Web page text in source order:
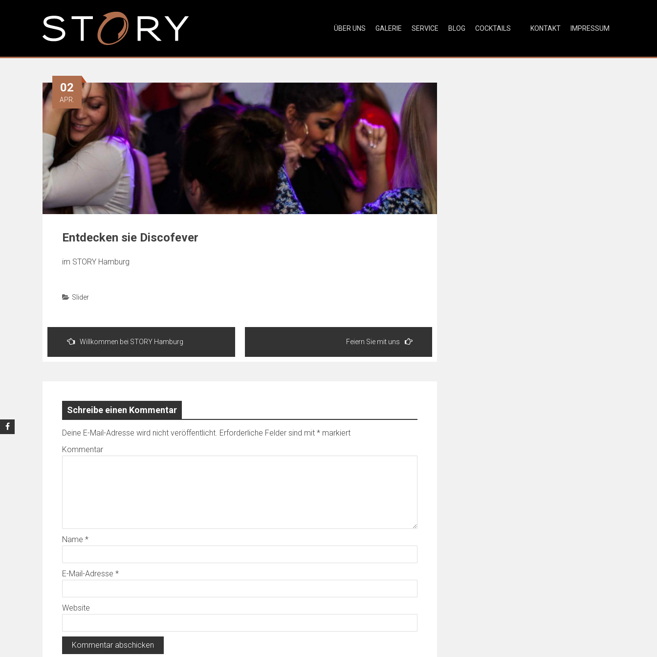
ÜBER UNS GALERIE SERVICE BLOG COCKTAILS KONTAKT IMPRESSUM
Entdecken sie Discofever
02
APR.
im STORY Hamburg
Slider
Beitragsnavigation
Willkommen bei STORY Hamburg Feiern Sie mit uns
Schreibe einen Kommentar
Deine E-Mail-Adresse wird nicht veröffentlicht. Erforderliche Felder sind mit * markiert
Kommentar
Name *
E-Mail-Adresse *
Website